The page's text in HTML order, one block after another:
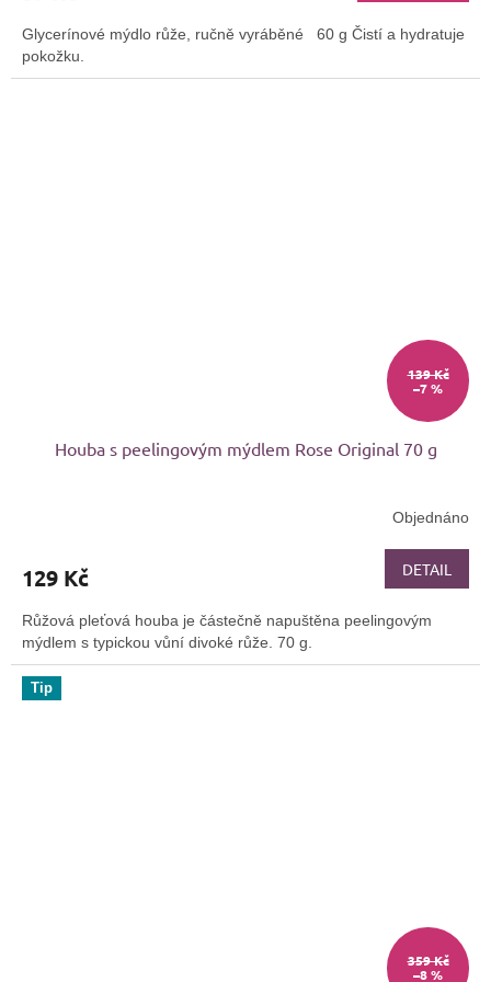
z
5
Glycerínové mýdlo růže, ručně vyráběné 60 g Čistí a hydratuje
pokožku.
139 Kč
–7 %
Houba s peelingovým mýdlem Rose Original 70 g
produktu
je
z
5
hvězdiček.
Objednáno
129 Kč DETAIL
Růžová pleťová houba je částečně napuštěna peelingovým
mýdlem s typickou vůní divoké růže. 70 g.
Tip
359 Kč
–8 %